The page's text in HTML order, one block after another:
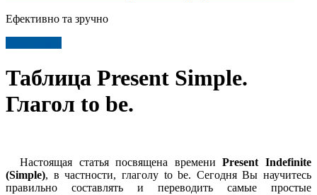
Ефективно та зручно
Таблица Present Simple.
Глагол to be.
Настоящая статья посвящена времениPresent Indefinite
(Simple), в частности, глаголу to be. Сегодня Вы научитесь
правильно составлять и переводить самые простые